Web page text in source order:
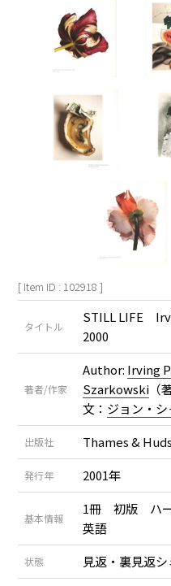
[ Item ID : 102918 ]
タイトル
STILL LIFE
2000
著者/作家
Author: Irving
Szarkowski （
文： ジョン・
出版社 Thames &
発行年 2001年
基本情報
1冊 初版 ハ
英語
状態 見返・裏見返